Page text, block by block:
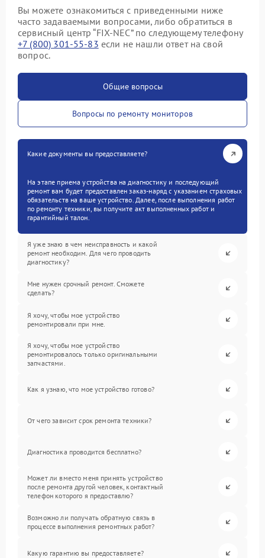
Вы можете ознакомиться с приведенными ниже
часто задаваемыми вопросами, либо обратиться в
сервисный центр “FIX-NEC” по следующему телефону
+7 (800) 301-55-83 если не нашли ответ на свой
вопрос.
Общие вопросы
Вопросы по ремонту мониторов
Какие документы вы предоставляете?
На этапе приема устройства на диагностику и последующий
ремонт вам будет предоставлен заказ-наряд с указанием страховых
обязательств на ваше устройство. Далее, после выполнения работ
по ремонту техники, вы получите акт выполненных работ и
гарантийный талон.
Я уже знаю в чем неисправность и какой
ремонт необходим. Для чего проводить
диагностику?
Мне нужен срочный ремонт. Сможете
сделать?
Я хочу, чтобы мое устройство
ремонтировали при мне.
Я хочу, чтобы мое устройство
ремонтировалось только оригинальными
запчастями.
Как я узнаю, что мое устройство готово?
От чего зависит срок ремонта техники?
Диагностика проводится бесплатно?
Может ли вместо меня принять устройство
после ремонта другой человек, контактный
телефон которого я предоставлю?
Возможно ли получать обратную связь в
процессе выполнения ремонтных работ?
Какую гарантию вы предоставляете?